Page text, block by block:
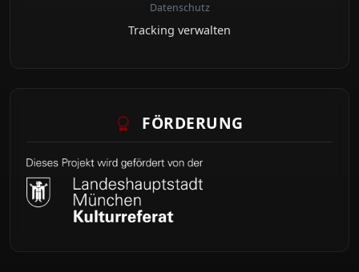
Datenschutz
Tracking verwalten
FÖRDERUNG